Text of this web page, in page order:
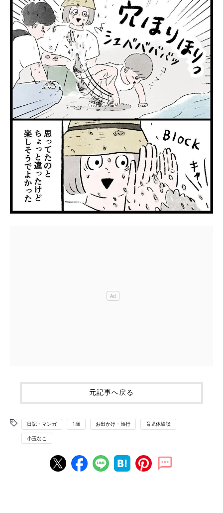
元記事へ戻る
日記・マンガ 1歳 お出かけ・旅行 育児体験談
小玉なこ